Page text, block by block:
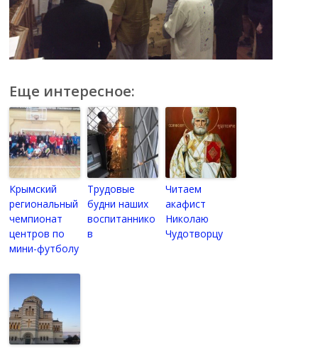
Еще интересное:
Крымский
региональный
чемпионат
центров по
мини-футболу
Трудовые
будни наших
воспитаннико
в
Читаем
акафист
Николаю
Чудотворцу